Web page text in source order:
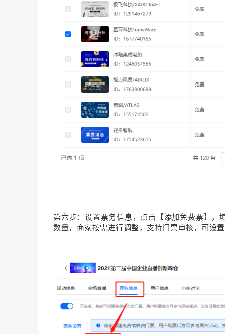
第六步：设置票务信息，点击【添加免费票】
数量，商家按需进行调整，支持门票审核，可设